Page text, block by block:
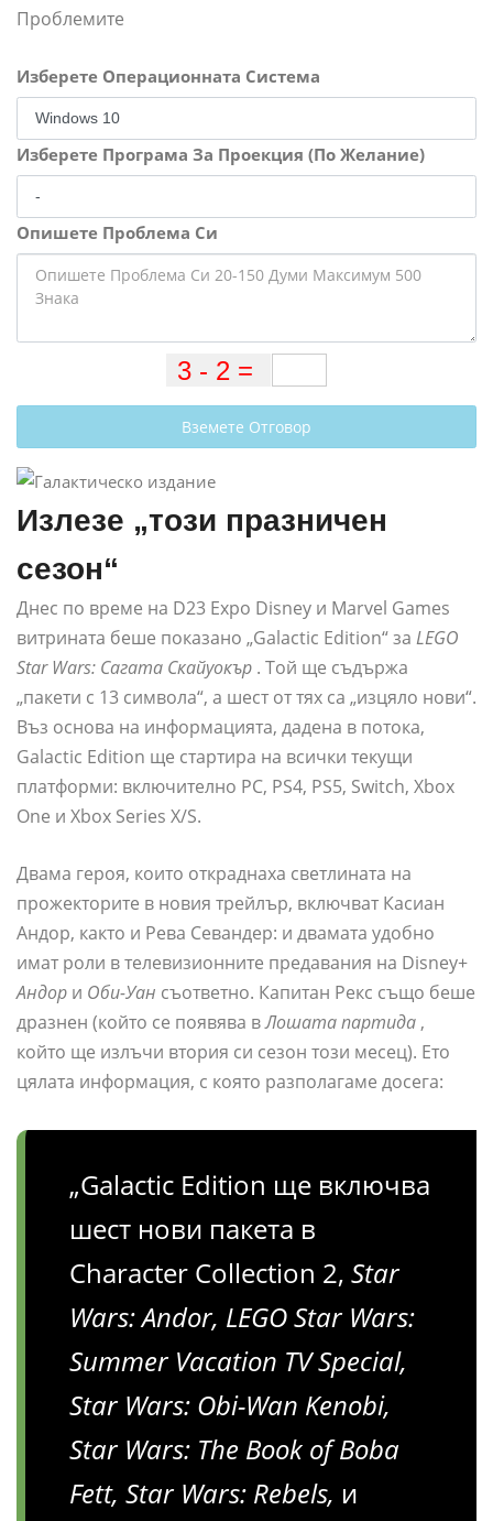
Проблемите
Изберете Операционната Система
Изберете Програма За Проекция (По Желание)
Опишете Проблема Си
Вземете Отговор
Излезе „този празничен
сезон“
Днес по време на D23 Expo Disney и Marvel Games
витрината беше показано „Galactic Edition“ за LEGO
Star Wars: Сагата Скайуокър . Той ще съдържа
„пакети с 13 символа“, а шест от тях са „изцяло нови“.
Въз основа на информацията, дадена в потока,
Galactic Edition ще стартира на всички текущи
платформи: включително PC, PS4, PS5, Switch, Xbox
One и Xbox Series X/S.
Двама героя, които откраднаха светлината на
прожекторите в новия трейлър, включват Касиан
Андор, както и Рева Севандер: и двамата удобно
имат роли в телевизионните предавания на Disney+
Андор и Оби-Уан съответно. Капитан Рекс също беше
дразнен (който се появява вЛошата партида ,
който ще излъчи втория си сезон този месец). Ето
цялата информация, с която разполагаме досега:
„Galactic Edition ще включва
шест нови пакета в
Character Collection 2, Star
Wars: Andor, LEGO Star Wars:
Summer Vacation TV Special,
Star Wars: Obi-Wan Kenobi,
Star Wars: The Book of Boba
Fett, Star Wars: Rebels, и